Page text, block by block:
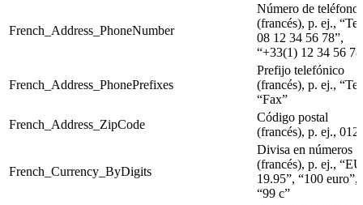
French_Address_PhoneNumber
Número de teléfono
(francés), p. ej.,
08 12 34 56 78”,
“+33(1) 12 34 56
French_Address_PhonePrefixes
Prefijo telefónico
(francés), p. ej.,
“Fax”
French_Address_ZipCode
Código postal
(francés), p. ej.,
French_Currency_ByDigits
Divisa en números
(francés), p. ej.,
19.95”, “100 euro”,
“99 c”